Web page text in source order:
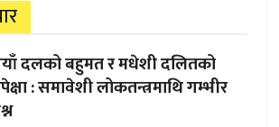
दलको बहुमत र मधेशी दलितको
: समावेशी लोकतन्त्रमाथि गम्भीर